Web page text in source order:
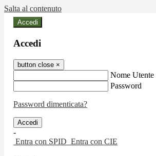
Salta al contenuto
Accedi
Accedi
button close ×
Nome Utente
Password
Password dimenticata?
-
Entra con SPID Entra con CIE